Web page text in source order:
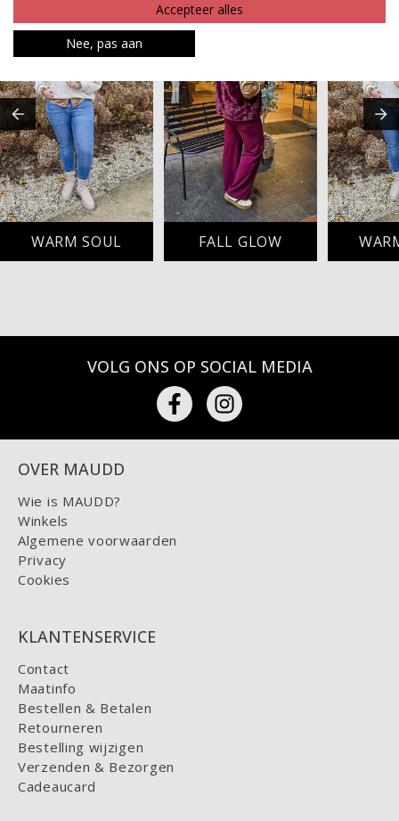
WARM SOUL FALL GLOW
VOLG ONS OP SOCIAL MEDIA
OVER MAUDD
Wie is MAUDD?
Winkels
Algemene voorwaarden
Privacy
Cookies
KLANTENSERVICE
Contact
Maatinfo
Bestellen & Betalen
Retourneren
Bestelling wijzigen
Verzenden & Bezorgen
Cadeaucard
Accepteer alles
Nee, pas aan